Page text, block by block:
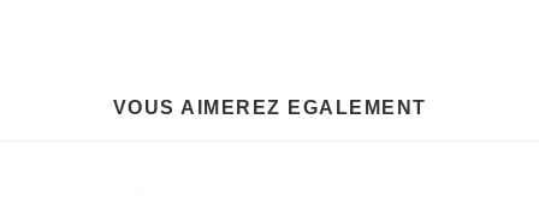
VOUS AIMEREZ EGALEMENT